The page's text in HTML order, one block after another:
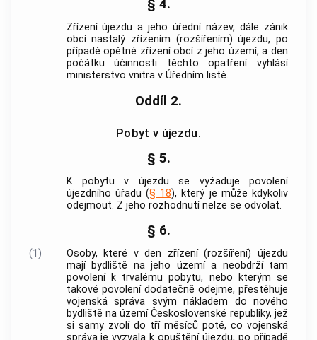
§ 4.
Zřízení újezdu a jeho úřední název, dále zánik
obcí nastalý zřízením (rozšířením) újezdu, po
případě opětné zřízení obcí z jeho území, a den
počátku účinnosti těchto opatření vyhlásí
ministerstvo vnitra v Úředním listě.
Oddíl 2.
Pobyt v újezdu.
§ 5.
K pobytu v újezdu se vyžaduje povolení
újezdního úřadu (§ 18), který je může kdykoliv
odejmout. Z jeho rozhodnutí nelze se odvolat.
§ 6.
(1)
Osoby, které v den zřízení (rozšíření) újezdu
mají bydliště na jeho území a neobdrží tam
povolení k trvalému pobytu, nebo kterým se
takové povolení dodatečně odejme, přestěhuje
vojenská správa svým nákladem do nového
bydliště na území Československé republiky, jež
si samy zvolí do tří měsíců poté, co vojenská
správaje vyzvala k opuštění újezdu, po případě